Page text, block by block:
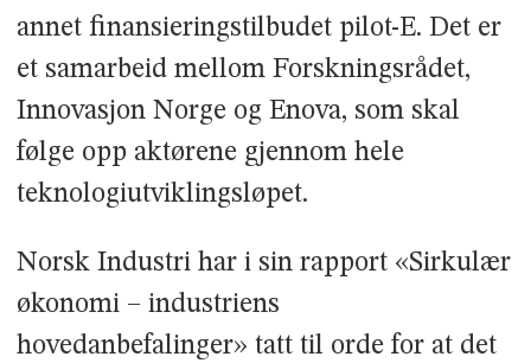
annet finansieringstilbudet pilot-E. Det er
et samarbeid mellom Forskningsrådet,
Innovasjon Norge og Enova, som skal
følge opp aktørene gjennom hele
teknologiutviklingsløpet.
Norsk Industri har i sin rapport «Sirkulær
økonomi – industriens
hovedanbefalinger» tatt til orde for at det